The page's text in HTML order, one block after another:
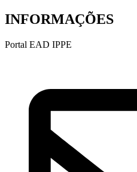
INFORMAÇÕES
Portal EAD IPPE